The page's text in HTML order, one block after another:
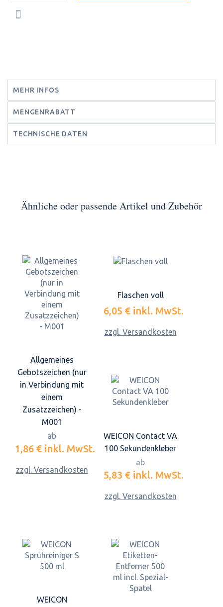
MEHR INFOS
MENGENRABATT
TECHNISCHE DATEN
Ähnliche oder passende Artikel und Zubehör
Allgemeines
Gebotszeichen (nur
in Verbindung mit
einem
Zusatzzeichen) -
M001
ab
1,86 € inkl. MwSt.
zzgl. Versandkosten
Flaschen voll
6,05 € inkl. MwSt.
zzgl. Versandkosten
WEICON Contact VA
100 Sekundenkleber
ab
5,83 € inkl. MwSt.
zzgl. Versandkosten
WEICON